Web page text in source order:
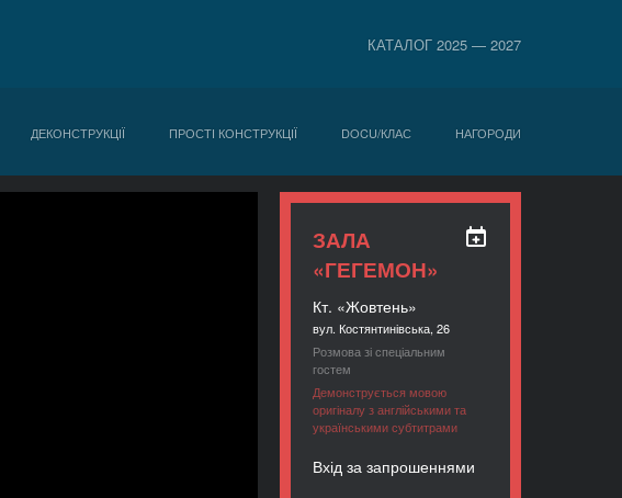
КАТАЛОГ 2025 — 2027
ДЕКОНСТРУКЦІЇ ПРОСТІ КОНСТРУКЦІЇ DOCU/КЛАС НАГОРОДИ
ЗАЛА
«ГЕГЕМОН»
Кт. «Жовтень»
вул. Костянтинівська, 26
Розмова зі спеціальним
гостем
Демонструється мовою
оригіналу з англійськими та
українськими субтитрами
Вхід за запрошеннями